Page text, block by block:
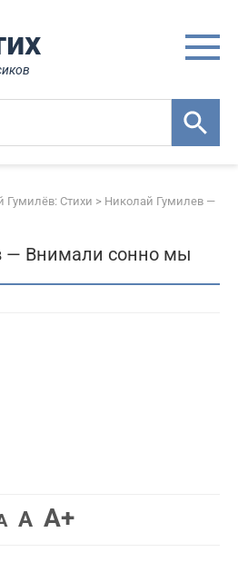
Гумилёв: Стихи > Николай Гумилев —
— Внимали сонно мы
A A+